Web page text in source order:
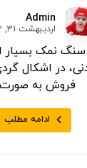
Admin
اردیبهشت 31, 1402
سنگ نمک بسیار
در اشکال
فروش به
ادامه مطلب